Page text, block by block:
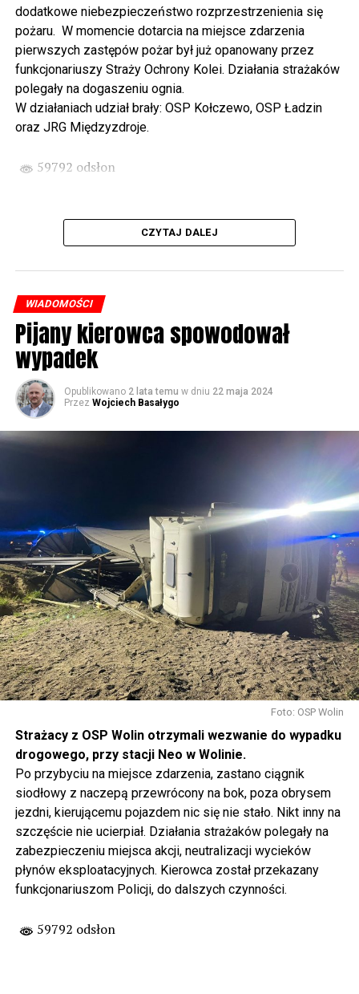
wysłuchamy organowego koncertu w wykonaniu
państwa Witkowskich.
Wyjątkowym wydarzeniem będzie koncert w wykonaniu
Kawuś Music Project, podczas którego wysłuchamy
polskich przebojów w jazzowej aranżacji (godz. 20.00
przed biblioteką). Podczas koncertu zaplanowaliśmy dla
Projektów Interreg VI A – Kultura i zrównoważona
turystyka.
(Niemcy), Biblioteka Publiczna Gminy Wolin, Parafia
Rzymskokatolicka w Wolinie
59793 odsłon
dodatkowe niebezpieczeństwo rozprzestrzenienia się
pożaru. W momencie dotarcia na miejsce zdarzenia
pierwszych zastępów pożar był już opanowany przez
funkcjonariuszy Straży Ochrony Kolei. Działania strażaków
polegały na dogaszeniu ognia.
W działaniach udział brały: OSP Kołczewo, OSP Ładzin
oraz JRG Międzyzdroje.
59792 odsłon
CZYTAJ DALEJ
WIADOMOŚCI
Pijany kierowca spowodował
wypadek
Opublikowano 2 lata temu w dniu 22 maja 2024
Przez Wojciech Basałygo
Foto: OSP Wolin
Strażacy z OSP Wolin otrzymali wezwanie do wypadku
drogowego, przy stacji Neo w Wolinie.
Po przybyciu na miejsce zdarzenia, zastano ciągnik
siodłowy z naczepą przewrócony na bok, poza obrysem
jezdni, kierującemu pojazdem nic się nie stało. Nikt inny na
szczęście nie ucierpiał. Działania strażaków polegały na
zabezpieczeniu miejsca akcji, neutralizacji wycieków
płynów eksploatacyjnych. Kierowca został przekazany
funkcjonariuszom Policji, do dalszych czynności.
59792 odsłon